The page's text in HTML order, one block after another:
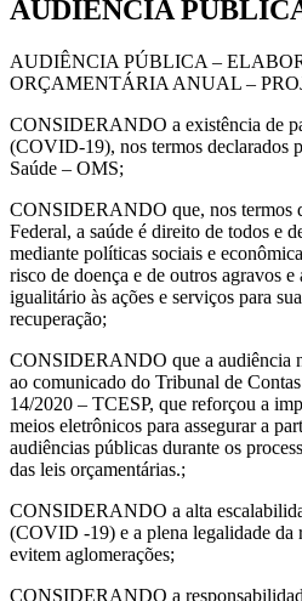
AUDIÊNCIA
AUDIÊNCIA PÚBLICA –
ORÇAMENTÁRIA ANUAL –
CONSIDERANDO a existência de
(COVID-19), nos termos declarados
Saúde – OMS;
CONSIDERANDO que, nos termos
Federal, a saúde é direito de todos e
mediante políticas sociais e
risco de doença e de outros agravos e
igualitário às ações e serviços para
recuperação;
CONSIDERANDO que a audiência
ao comunicado do Tribunal de
14/2020 – TCESP, que reforçou a
meios eletrônicos para assegurar a
audiências públicas durante os
das leis orçamentárias.;
CONSIDERANDO a alta
(COVID -19) e a plena legalidade da
evitem aglomerações;
CONSIDERANDO a